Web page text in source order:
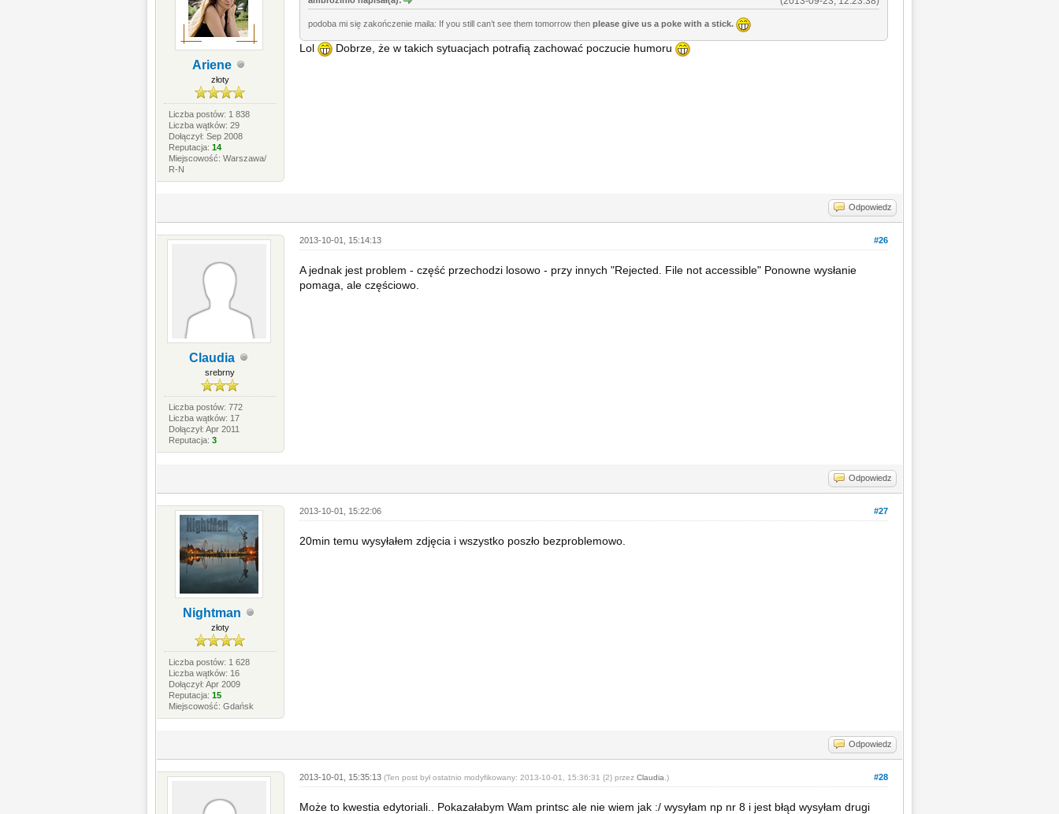
Ariene
złoty
Liczba postów: 1 838
Liczba wątków: 29
Dołączył: Sep 2008
Reputacja:14
Miejscowość: Warszawa/
R-N
podoba mi się zakończenie maila: If you still can’t see them tomorrow then please give us a poke with a stick.
Lol Dobrze, że w takich sytuacjach potrafią zachować poczucie humoru
Odpowiedz
Claudia
srebrny
Liczba postów: 772
Liczba wątków: 17
Dołączył: Apr 2011
Reputacja:3
#26
2013-10-01, 15:14:13
A jednak jest problem - część przechodzi losowo - przy innych "Rejected. File not accessible" Ponowne wysłanie
pomaga, ale częściowo.
Odpowiedz
Nightman
złoty
Liczba postów: 1 628
Liczba wątków: 16
Dołączył: Apr 2009
Reputacja:15
Miejscowość: Gdańsk
#27
2013-10-01, 15:22:06
20min temu wysyłałem zdjęcia i wszystko poszło bezproblemowo.
Odpowiedz
#28
2013-10-01, 15:35:13 (Ten post był ostatnio modyfikowany: 2013-10-01, 15:36:31 {2} przez Claudia .)
Może to kwestia edytoriali.. Pokazałabym Wam printsc ale nie wiem jak :/ wysyłam np nr 8 i jest błąd wysyłam drugi